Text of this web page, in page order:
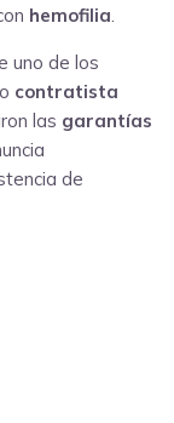
hemofilia.
uno de los
contratista
las garantías
de